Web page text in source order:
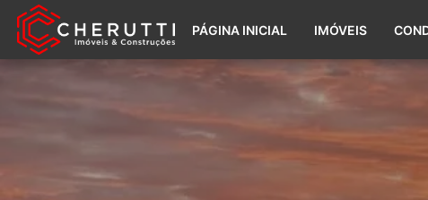
PÁGINA INICIAL IMÓVEIS